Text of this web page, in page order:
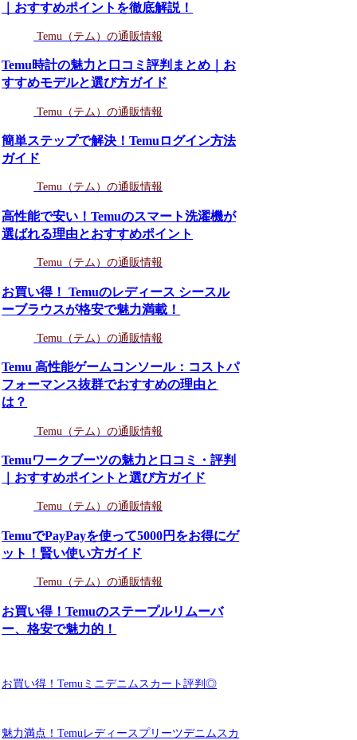
｜おすすめポイントを徹底解説！
Temu（テム）の通販情報
Temu時計の魅力と口コミ評判まとめ｜お
すすめモデルと選び方ガイド
Temu（テム）の通販情報
簡単ステップで解決！Temuログイン方法
ガイド
Temu（テム）の通販情報
高性能で安い！Temuのスマート洗濯機が
選ばれる理由とおすすめポイント
Temu（テム）の通販情報
お買い得！ Temuのレディース シースル
ーブラウスが格安で魅力満載！
Temu（テム）の通販情報
Temu 高性能ゲームコンソール：コストパ
フォーマンス抜群でおすすめの理由と
は？
Temu（テム）の通販情報
Temuワークブーツの魅力と口コミ・評判
｜おすすめポイントと選び方ガイド
Temu（テム）の通販情報
TemuでPayPayを使って5000円をお得にゲ
ット！賢い使い方ガイド
Temu（テム）の通販情報
お買い得！Temuのステープルリムーバ
ー、格安で魅力的！
お買い得！Temuミニデニムスカート評判◎
魅力満点！Temuレディースプリーツデニムスカ